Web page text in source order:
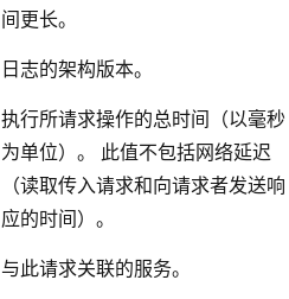
间更长。
日志的架构版本。
执行所请求操作的总时间（以毫秒
为单位）。 此值不包括网络延迟
（读取传入请求和向请求者发送响
应的时间）。
与此请求关联的服务。